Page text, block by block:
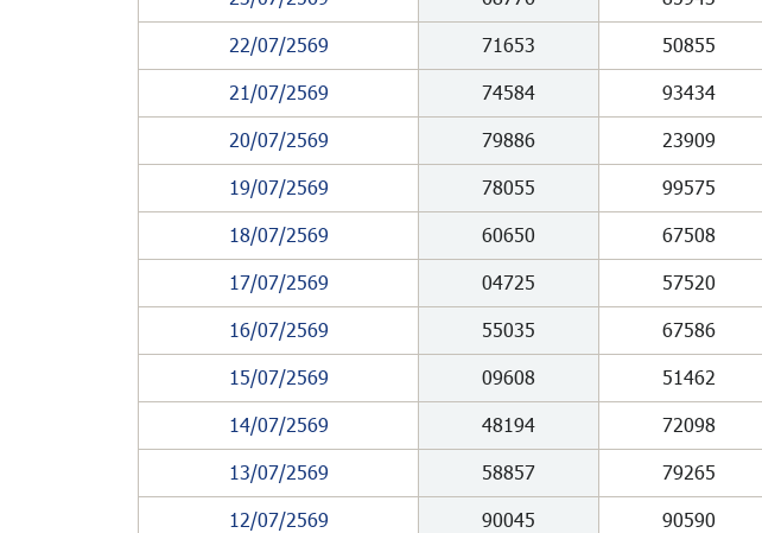
22/07/2569
71653 50855
21/07/2569
74584 93434
20/07/2569
79886 23909
19/07/2569
78055 99575
18/07/2569
60650 67508
17/07/2569
04725 57520
16/07/2569
55035 67586
15/07/2569
09608 51462
14/07/2569
48194 72098
13/07/2569
58857 79265
12/07/2569
90045 90590